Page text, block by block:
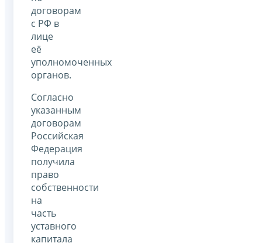
договорам
с РФ в
лице
её
уполномоченных
органов.
Согласно
указанным
договорам
Российская
Федерация
получила
право
собственности
на
часть
уставного
капитала